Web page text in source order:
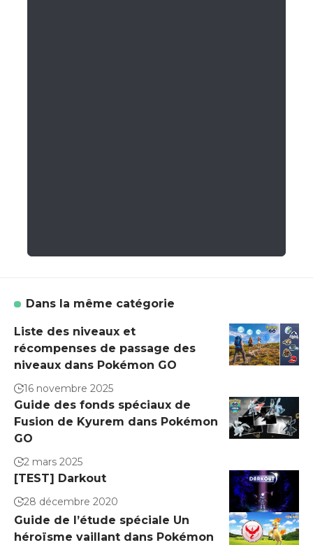
Dans la même catégorie
Liste des niveaux et
récompenses de passage des
niveaux dans Pokémon GO
16 novembre 2025
Guide des fonds spéciaux de
Fusion de Kyurem dans Pokémon
GO
2 mars 2025
[TEST] Darkout
28 décembre 2020
Guide de l’étude spéciale Un
héroïsme vaillant dans Pokémon